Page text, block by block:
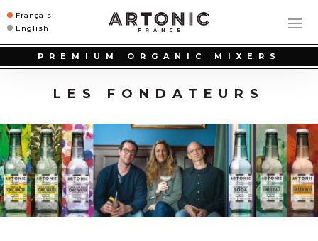
Français
English
PREMIUM ORGANIC MIXERS
LES FONDATEURS